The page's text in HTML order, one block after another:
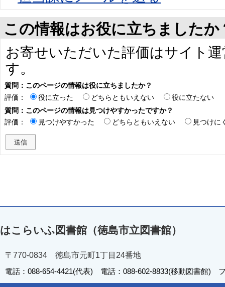
この情報はお役に立ちましたか
お寄せいただいた評価はサイト
す。
質問：このページの情報は役に立ちましたか？
評価：
役に立った どちらともいえない
役に立たない
質問：このページの情報は見つけやすかったですか？
評価：
見つけやすかった どちらともいえない 見つけに
はこらいふ図書館（徳島市立図書館）
〒770-0834 徳島市元町1丁目24番地
電話：088-654-4421(代表) 電話：088-602-8833(移動図書館)